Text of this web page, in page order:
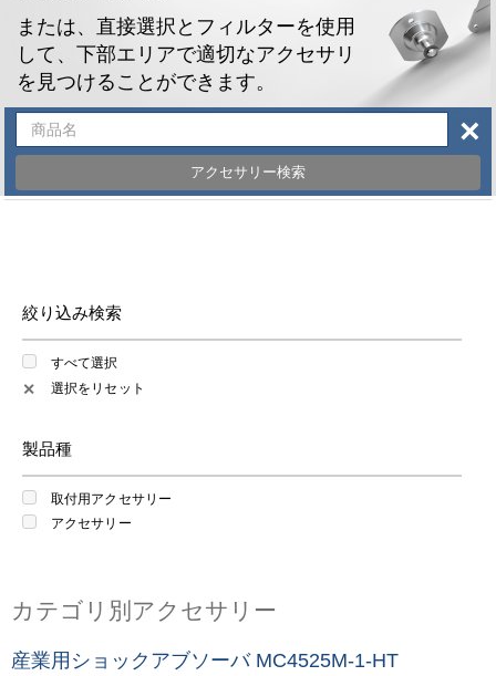
または、直接選択とフィルターを使用
して、下部エリアで適切なアクセサリ
を見つけることができます。
アクセサリー検索
×
絞り込み検索
すべて選択
✕ 選択をリセット
製品種
取付用アクセサリー
アクセサリー
カテゴリ別アクセサリー
産業用ショックアブソーバ MC4525M-1-HT